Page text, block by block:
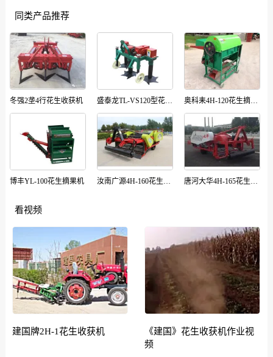
同类产品推荐
冬强2垄4行花生收获机 盛泰龙TL-VS120型花生收获机 奥科耒4H-120花生摘果机
博丰YL-100花生摘果机 汝南广源4H-160花生收获机 唐河大华4H-165花生收获机
看视频
建国牌2H-1花生收获机
《建国》花生收获机作业视
频